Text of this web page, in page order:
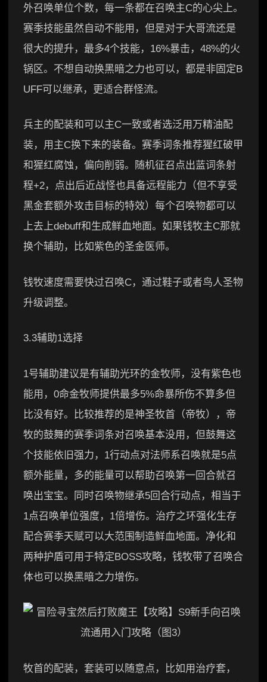
外召唤单位个数，每一条都在召唤主C的心尖上。
赛季技能虽然自动不能用，但是对于大哥流还是
很大的提升，最多4个技能，16%暴击，48%的火
锅区。不想自动换黑暗之力也可以，都是非固定B
UFF可以继承，更适合群怪流。
兵主的配装和可以主C一致或者选泛用万精油配
装，用主C换下来的装备。赛季词条推荐猩红破甲
和猩红腐蚀，偏向削弱。随机征召点出蓝词条射
程+2，点出后近战怪也具备远程能力（但不享受
黑金套额外攻击目标的特效）每个召唤物都可以
上去上debuff和生成鲜血地面。如果钱牧主C那就
换个辅助，比如紫色的圣金医师。
钱牧速度需要快过召唤C，通过鞋子或者鸟人圣物
升级调整。
3.3辅助1选择
1号辅助建议是有辅助光环的金牧师，没有紫色也
能用，0命金牧师提供最多5%命暴所伤不算多但
比没有好。比较推荐的是神圣牧首（帝牧），帝
牧的鼓舞的赛季词条对召唤基本没用，但鼓舞这
个技能依旧强力，1行动点对法师系召唤就是5点
额外能量，多的能量可以帮助召唤第一回合就召
唤出宝宝。同时召唤物继承5回合行动点，相当于
1点召唤单位强度，1倍增伤。治疗之环强化生存
配合赛季天赋可以大范围制造鲜血地面。净化和
两种护盾可用于特定BOSS攻略，钱牧带了召唤合
体也可以换黑暗之力增伤。
牧首的配装，套装可以随意点，比如用治疗套，